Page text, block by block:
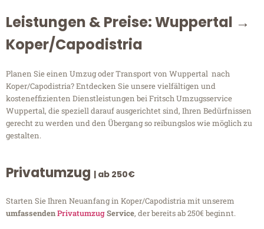
Leistungen & Preise: Wuppertal →
Koper/Capodistria
Planen Sie einen Umzug oder Transport von Wuppertal nach
Koper/Capodistria? Entdecken Sie unsere vielfältigen und
kosteneffizienten Dienstleistungen bei Fritsch Umzugsservice
Wuppertal, die speziell darauf ausgerichtet sind, Ihren Bedürfnissen
gerecht zu werden und den Übergang so reibungslos wie möglich zu
gestalten.
Privatumzug | ab 250€
Starten Sie Ihren Neuanfang in Koper/Capodistria mit unserem
umfassendenPrivatumzugService, der bereits ab 250€ beginnt.